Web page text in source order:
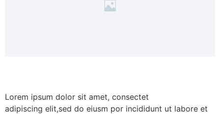
Lorem ipsum dolor sit amet, consectet
adipiscing elit,sed do eiusm por incididunt ut labore et